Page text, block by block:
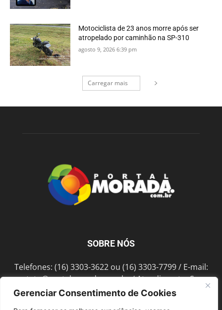
Gerenciar Consentimento de Cookies
Motociclista de 23 anos morre após ser
atropelado por caminhão na SP-310
agosto 9, 2026 6:39 pm
Carregar mais
SOBRE NÓS
Telefones: (16) 3303-3622 ou (16) 3303-7799 / E-mail:
contato@portalmorada.com.br/ Atendimento: Seg a
Sex das 8h às 18h / Endereço: Av. Bento de Abreu, 889